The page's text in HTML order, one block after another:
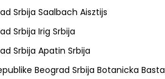
Srbija Saalbach Aisztijs
Srbija Irig Srbija
Srbija Apatin Srbija
Beograd Srbija Botanicka Basta